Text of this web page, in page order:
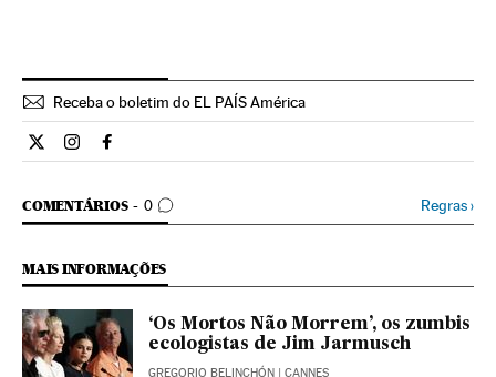
Receba o boletim do EL PAÍS América
Cultura El País Brasil en Twitter
Cultura El País Brasil en Instagram
Cultura El País Brasil en Facebook
COMENTÁRIOS 0
COMENTÁRIOS Regras›
MAIS INFORMAÇÕES
‘Os Mortos Não Morrem’, os zumbis
ecologistas de Jim Jarmusch
GREGORIO BELINCHÓN | CANNES